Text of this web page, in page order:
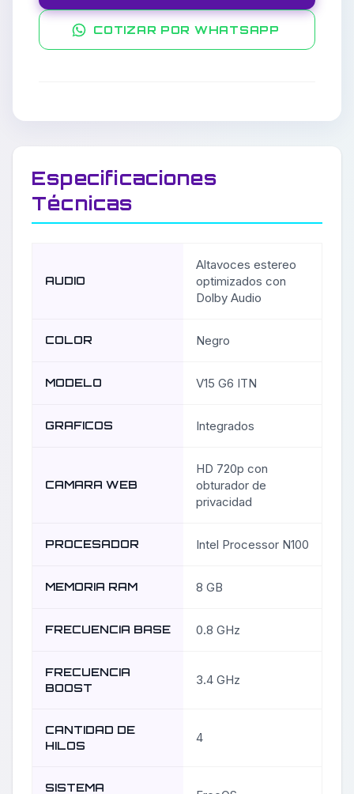
COTIZAR POR WHATSAPP
Especificaciones
Técnicas
AUDIO
Altavoces estereo
optimizados con
Dolby Audio
COLOR Negro
MODELO V15 G6 ITN
GRAFICOS Integrados
CAMARA WEB
HD 720p con
obturador de
privacidad
PROCESADOR Intel Processor N100
MEMORIA RAM 8 GB
FRECUENCIA BASE 0.8 GHz
FRECUENCIA
BOOST
3.4 GHz
CANTIDAD DE
HILOS
4
SISTEMA